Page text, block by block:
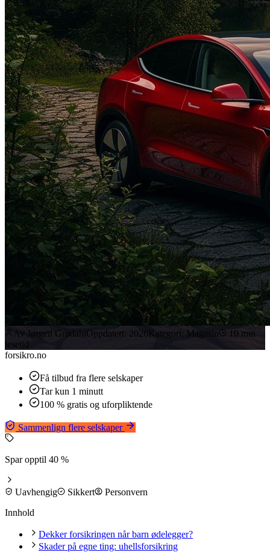
Av Jørgen Grødahl Oppdatert: 2026Kategori: Magasin 10 min
lesetid
forsikro.no
Få tilbud fra flere selskaper
Tar kun 1 minutt
100 % gratis og uforpliktende
Sammenlign flere selskaper
Spar opptil 40 %
Uavhengig Sikkert
Personvern
Innhold
Dekker forsikringen når barn ødelegger?
Skader på egne ting: uhellsforsikring